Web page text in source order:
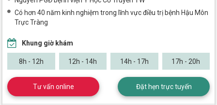
Có hơn 40 năm kinh nghiệm trong lĩnh vực điều trị bệnh Hậu Môn
Trực Tràng
Khung giờ khám
8h - 12h 12h - 14h 14h - 17h 17h - 20h
Tư vấn online Đặt hẹn trực tuyến